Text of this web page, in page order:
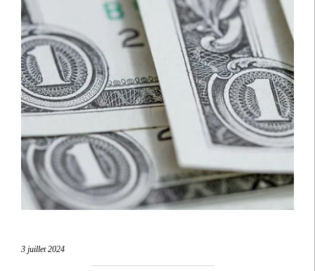
3 juillet 2024